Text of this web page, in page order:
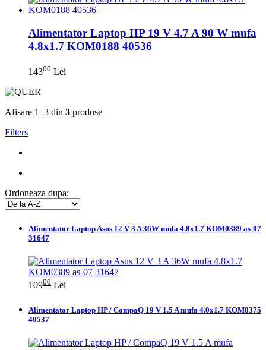
Alimentator Laptop HP 19 V 4.7 A 90 W mufa
4.8x1.7 KOM0188 40536
14300 Lei
Afisare 1–3 din 3 produse
Filters
Ordoneaza dupa:
Alimentator Laptop Asus 12 V 3 A 36W mufa 4.8x1.7 KOM0389 as-07
31647
10900 Lei
Alimentator Laptop HP / CompaQ 19 V 1.5 A mufa 4.0x1.7 KOM0375
40537